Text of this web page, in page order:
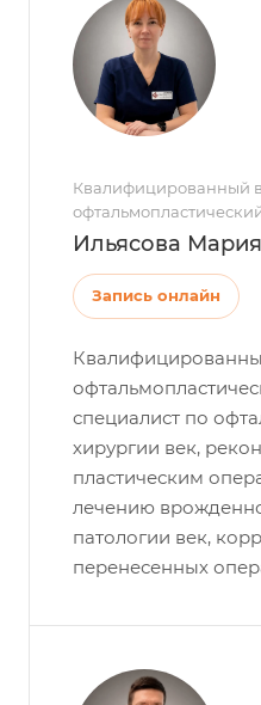
Квалифицированный
Ильясова
Запись онлайн
специалист по
хирургии век,
пластическим
лечению
патологии век,
перенесенных